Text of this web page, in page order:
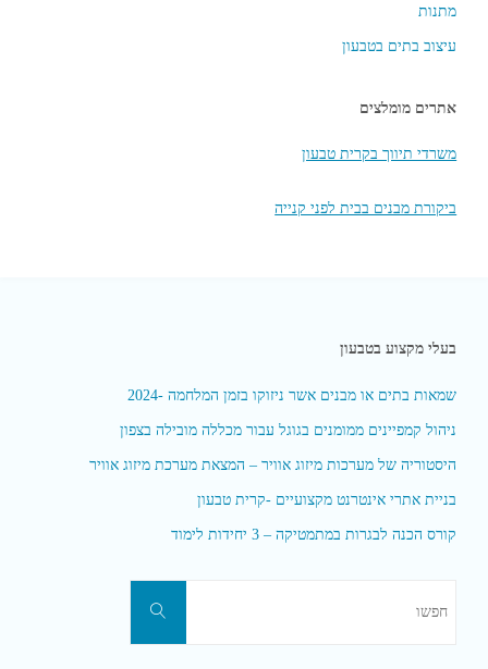
מתנות
עיצוב בתים בטבעון
אתרים מומלצים
משרדי תיווך בקרית טבעון
ביקורת מבנים בבית לפני קנייה
בעלי מקצוע בטבעון
שמאות בתים או מבנים אשר ניזוקו בזמן המלחמה -2024
ניהול קמפיינים ממומנים בגוגל עבור מכללה מובילה בצפון
היסטוריה של מערכות מיזוג אוויר – המצאת מערכת מיזוג אוויר
בניית אתרי אינטרנט מקצועיים -קרית טבעון
קורס הכנה לבגרות במתמטיקה – 3 יחידות לימוד
חפשו